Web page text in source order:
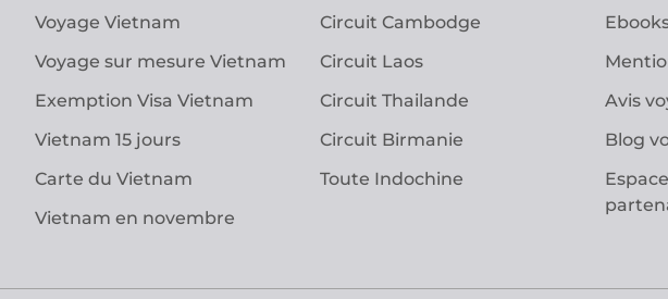
Voyage Vietnam
Voyage sur mesure Vietnam
Exemption Visa Vietnam
Vietnam 15 jours
Carte du Vietnam
Vietnam en novembre
Circuit Cambodge
Circuit Laos
Circuit Thailande
Circuit Birmanie
Toute Indochine
Avis
Blog